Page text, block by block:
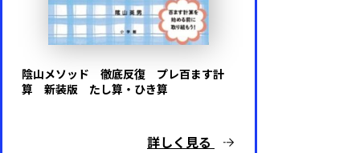
陰山メソッド 徹底反復 プレ百ます計
算 新装版 たし算・ひき算
詳しく見る